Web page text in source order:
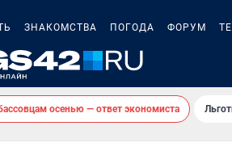
ЗНАКОМСТВА ПОГОДА ФОРУМ
осенью — ответ экономиста